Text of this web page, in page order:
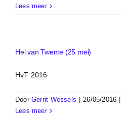
Lees meer
Hel van Twente (25 mei)
HvT 2016
DoorGerrit Wessels 26/05/2016
Lees meer